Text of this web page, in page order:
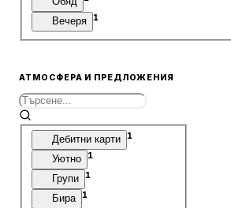
Вечеря 1
Безплатен паркинг на улицата
АТМОСФЕРА И ПРЕДЛОЖЕНИЯ
Дебитни карти 1
Уютно 1
Групи 1
Бира 1